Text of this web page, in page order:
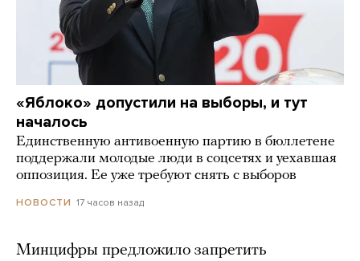
«Яблоко» допустили на выборы, и тут
началось
Единственную антивоенную партию в бюллетене
поддержали молодые люди в соцсетях и уехавшая
оппозиция. Ее уже требуют снять с выборов
НОВОСТИ 17 часов назад
Минцифры предложило запретить